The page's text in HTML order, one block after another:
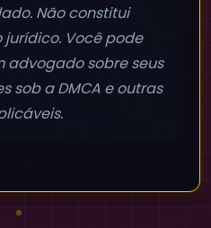
Não constitui
Você pode
advogado sobre seus
sob a DMCA e outras